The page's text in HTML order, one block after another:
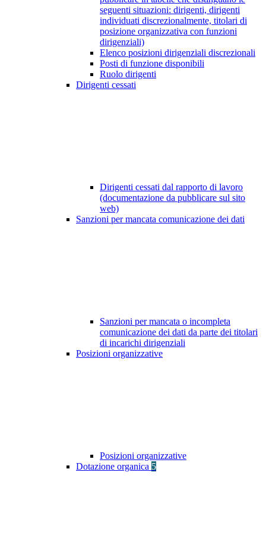
seguenti situazioni: dirigenti, dirigenti
individuati discrezionalmente, titolari di
posizione organizzativa con funzioni
dirigenziali)
Elenco posizioni dirigenziali discrezionali
Posti di funzione disponibili
Ruolo dirigenti
Dirigenti cessati
Dirigenti cessati dal rapporto di lavoro
(documentazione da pubblicare sul sito
web)
Sanzioni per mancata comunicazione dei dati
Sanzioni per mancata o incompleta
comunicazione dei dati da parte dei titolari
di incarichi dirigenziali
Posizioni organizzative
Posizioni organizzative
Dotazione organica 5